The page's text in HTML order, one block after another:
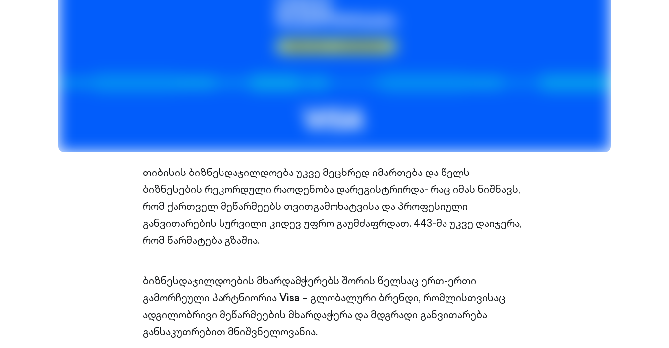
თიბისის ბიზნესდაჯილდოება უკვე მეცხრედ იმართება და წელს
ბიზნესების რეკორდული რაოდენობა დარეგისტრირდა- რაც იმას ნიშნავს,
რომ ქართველ მეწარმეებს თვითგამოხატვისა და პროფესიული
განვითარების სურვილი კიდევ უფრო გაუმძაფრდათ. 443-მა უკვე დაიჯერა,
რომ წარმატება გზაშია.
ბიზნესდაჯილდოების მხარდამჭერებს შორის წელსაც ერთ-ერთი
გამორჩეული პარტნიორიაVisa – გლობალური ბრენდი, რომლისთვისაც
ადგილობრივი მეწარმეების მხარდაჭერა და მდგრადი განვითარება
განსაკუთრებით მნიშვნელოვანია.